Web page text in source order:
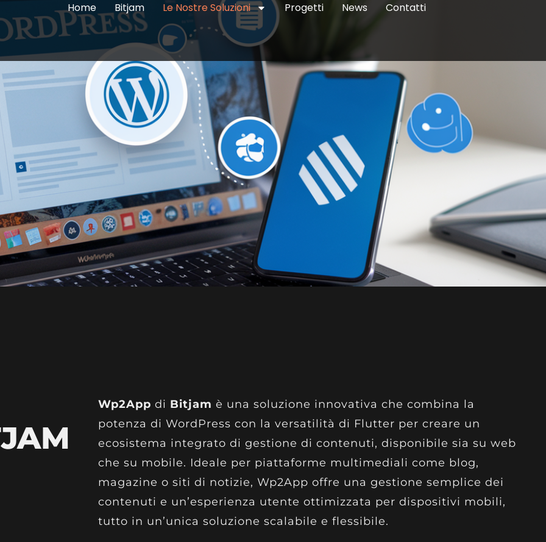
Home Bitjam Le Nostre Soluzioni Progetti News Contatti
Wp2App di Bitjam è una soluzione innovativa che combina la
potenza di WordPress con la versatilità di Flutter per creare un
ecosistema integrato di gestione di contenuti, disponibile sia su web
che su mobile. Ideale per piattaforme multimediali come blog,
magazine o siti di notizie, Wp2App offre una gestione semplice dei
contenuti e un’esperienza utente ottimizzata per dispositivi mobili,
tutto in un’unica soluzione scalabile e flessibile.